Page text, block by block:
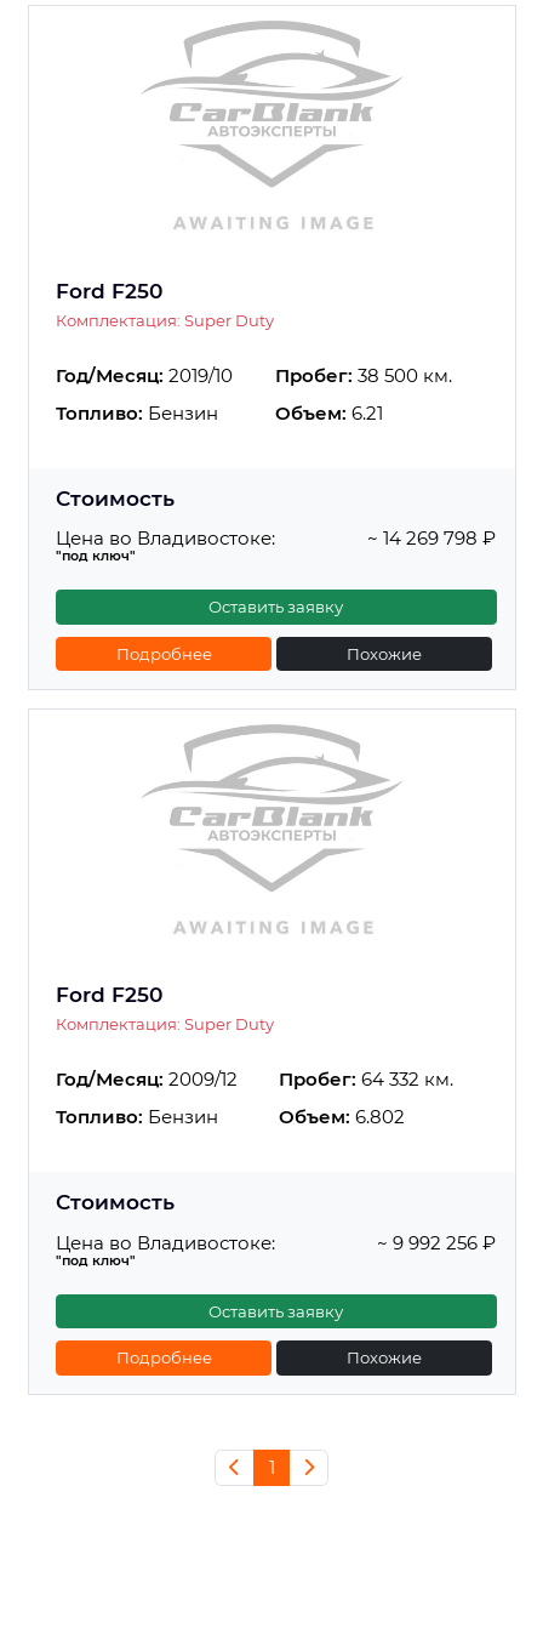
Ford F250
Комплектация: Super Duty
Год/Месяц: 2019/10 Пробег: 38 500 км.
Топливо: Бензин Объем: 6.21
Стоимость
Цена во Владивостоке:
"под ключ"
~ 14 269 798 ₽
Оставить заявку
Подробнее Похожие
Ford F250
Комплектация: Super Duty
Год/Месяц: 2009/12 Пробег: 64 332 км.
Топливо: Бензин Объем: 6.802
Стоимость
Цена во Владивостоке:
"под ключ"
~ 9 992 256 ₽
Оставить заявку
Подробнее Похожие
1